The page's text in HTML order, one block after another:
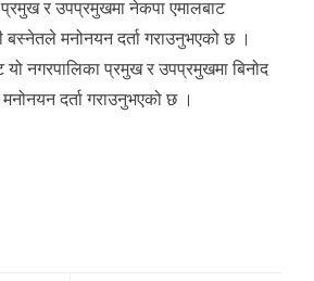
र उपप्रमुखमा नेकपा एमालबाट
बस्नेतले मनोनयन दर्ता गराउनुभएको छ ।
नगरपालिका प्रमुख र उपप्रमुखमा बिनोद
दर्ता गराउनुभएको छ ।